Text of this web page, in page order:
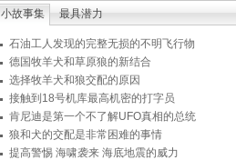
小故事集 最具潜力
石油工人发现的完整无损的不明飞行物
德国牧羊犬和草原狼的新结合
选择牧羊犬和狼交配的原因
接触到18号机库最高机密的打字员
肯尼迪是第一个不了解UFO真相的总统
狼和犬的交配是非常困难的事情
提高警惕 海啸袭来 海底地震的威力